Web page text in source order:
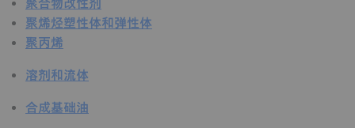
聚合物改性剂
聚烯烃塑性体和弹性体
聚丙烯
溶剂和流体
合成基础油